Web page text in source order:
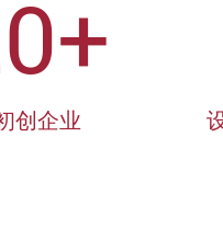
创企业